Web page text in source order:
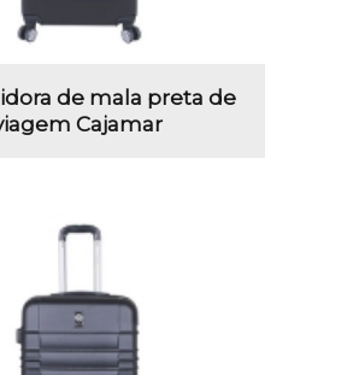
de mala preta de
Cajamar